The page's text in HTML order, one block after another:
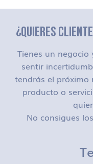
¿QUIERES
Tienes un
sentir
tendrás el próximo
producto o
No consigues